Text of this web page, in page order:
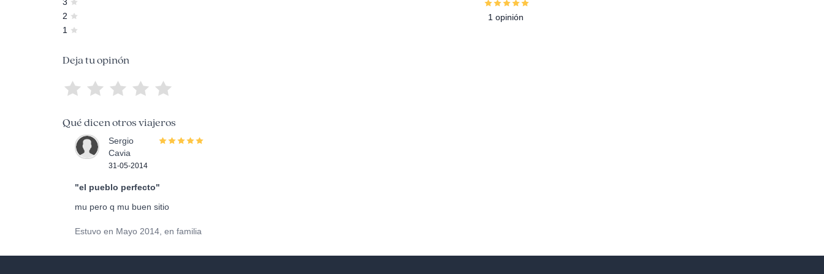
2
1
1 opinión
Deja tu opinón
Qué dicen otros viajeros
Sergio
Cavia
31-05-2014
"el pueblo perfecto"
mu pero q mu buen sitio
Estuvo en Mayo 2014, en familia